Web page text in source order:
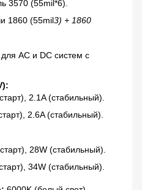
3570 (55mil*6).
1860 (55mil3) + 1860
AC и DC систем с
2.1A (стабильный).
2.6A (стабильный).
28W (стабильный).
34W (стабильный).